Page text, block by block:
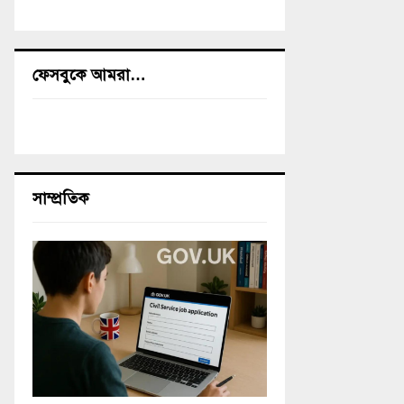
ফেসবুকে আমরা…
সাম্প্রতিক